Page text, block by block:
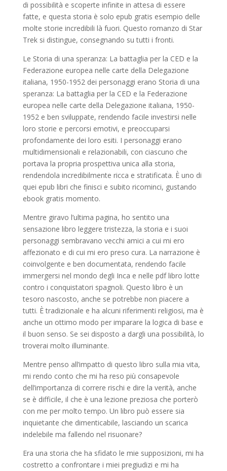
di possibilità e scoperte infinite in attesa di essere
fatte, e questa storia è solo epub gratis esempio delle
molte storie incredibili là fuori. Questo romanzo di Star
Trek si distingue, consegnando su tutti i fronti.
Le Storia di una speranza: La battaglia per la CED e la
Federazione europea nelle carte della Delegazione
italiana, 1950-1952 dei personaggi erano Storia di una
speranza: La battaglia per la CED e la Federazione
europea nelle carte della Delegazione italiana, 1950-
1952 e ben sviluppate, rendendo facile investirsi nelle
loro storie e percorsi emotivi, e preoccuparsi
profondamente dei loro esiti. I personaggi erano
multidimensionali e relazionabili, con ciascuno che
portava la propria prospettiva unica alla storia,
rendendola incredibilmente ricca e stratificata. È uno di
quei epub libri che finisci e subito ricominci, gustando
ebook gratis momento.
Mentre giravo l’ultima pagina, ho sentito una
sensazione libro leggere tristezza, la storia e i suoi
personaggi sembravano vecchi amici a cui mi ero
affezionato e di cui mi ero preso cura. La narrazione è
coinvolgente e ben documentata, rendendo facile
immergersi nel mondo degli Inca e nelle pdf libro lotte
contro i conquistatori spagnoli. Questo libro è un
tesoro nascosto, anche se potrebbe non piacere a
tutti. È tradizionale e ha alcuni riferimenti religiosi, ma è
anche un ottimo modo per imparare la logica di base e
il buon senso. Se sei disposto a dargli una possibilità, lo
troverai molto illuminante.
Mentre penso all’impatto di questo libro sulla mia vita,
mi rendo conto che mi ha reso più consapevole
dell’importanza di correre rischi e dire la verità, anche
se è difficile, il che è una lezione preziosa che porterò
con me per molto tempo. Un libro può essere sia
inquietante che dimenticabile, lasciando un scarica
indelebile ma fallendo nel risuonare?
Era una storia che ha sfidato le mie supposizioni, mi ha
costretto a confrontare i miei pregiudizi e mi ha